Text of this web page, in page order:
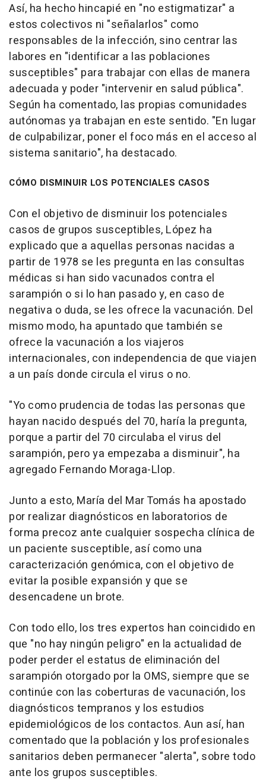
Así, ha hecho hincapié en "no estigmatizar" a
estos colectivos ni "señalarlos" como
responsables de la infección, sino centrar las
labores en "identificar a las poblaciones
susceptibles" para trabajar con ellas de manera
adecuada y poder "intervenir en salud pública".
Según ha comentado, las propias comunidades
autónomas ya trabajan en este sentido. "En lugar
de culpabilizar, poner el foco más en el acceso al
sistema sanitario", ha destacado.
CÓMO DISMINUIR LOS POTENCIALES CASOS
Con el objetivo de disminuir los potenciales
casos de grupos susceptibles, López ha
explicado que a aquellas personas nacidas a
partir de 1978 se les pregunta en las consultas
médicas si han sido vacunados contra el
sarampión o si lo han pasado y, en caso de
negativa o duda, se les ofrece la vacunación. Del
mismo modo, ha apuntado que también se
ofrece la vacunación a los viajeros
internacionales, con independencia de que viajen
a un país donde circula el virus o no.
"Yo como prudencia de todas las personas que
hayan nacido después del 70, haría la pregunta,
porque a partir del 70 circulaba el virus del
sarampión, pero ya empezaba a disminuir", ha
agregado Fernando Moraga-Llop.
Junto a esto, María del Mar Tomás ha apostado
por realizar diagnósticos en laboratorios de
forma precoz ante cualquier sospecha clínica de
un paciente susceptible, así como una
caracterización genómica, con el objetivo de
evitar la posible expansión y que se
desencadene un brote.
Con todo ello, los tres expertos han coincidido en
que "no hay ningún peligro" en la actualidad de
poder perder el estatus de eliminación del
sarampión otorgado por la OMS, siempre que se
continúe con las coberturas de vacunación, los
diagnósticos tempranos y los estudios
epidemiológicos de los contactos. Aun así, han
comentado que la población y los profesionales
sanitarios deben permanecer "alerta", sobre todo
ante los grupos susceptibles.